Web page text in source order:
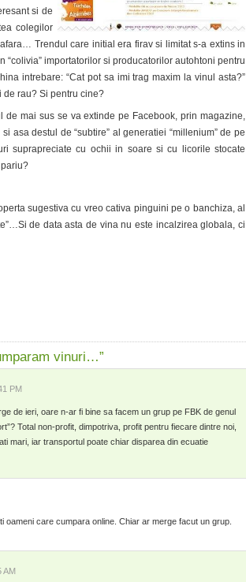
si de
colegilor
Trendul care initial era firav si limitat s-a extins in
“colivia” importatorilor si producatorilor autohtoni pentru
intrebare: “Cat pot sa imi trag maxim la vinul asta?”
de rau? Si pentru cine?
mai sus se va extinde pe Facebook, prin magazine,
asa destul de “subtire” al generatiei “millenium” de pe
suprapreciate cu ochii in soare si cu licorile stocate
sugestiva cu vreo cativa pinguini pe o banchiza, al
de data asta de vina nu este incalzirea globala, ci
vinuri…”
PM
de ieri, oare n-ar fi bine sa facem un grup pe FBK de genul
Total non-profit, dimpotriva, profit pentru fiecare dintre noi,
mari, iar transportul poate chiar disparea din ecuatie
oameni care cumpara online. Chiar ar merge facut un grup.
AM